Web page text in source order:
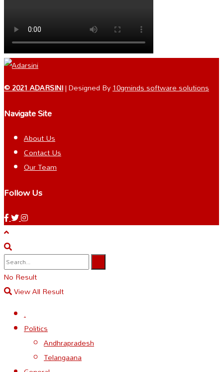
© 2021 ADARSINI| Designed By10gminds software solutions
Navigate Site
About Us
Contact Us
Our Team
Follow Us
No Result
View All Result
.
Politics
Andhrapradesh
Telangaana